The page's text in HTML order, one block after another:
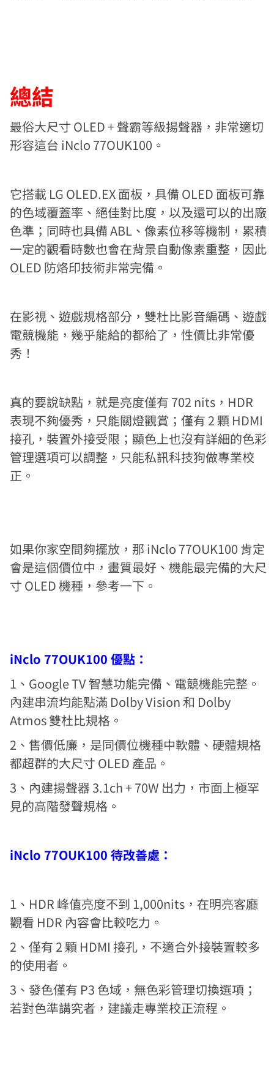
總結
最俗大尺寸 OLED + 聲霸等級揚聲器，非常適切
形容這台 iNclo 77OUK100。
它搭載 LG OLED.EX 面板，具備 OLED 面板可靠
的色域覆蓋率、絕佳對比度，以及還可以的出廠
色準；同時也具備 ABL、像素位移等機制，累積
一定的觀看時數也會在背景自動像素重整，因此
OLED 防烙印技術非常完備。
在影視、遊戲規格部分，雙杜比影音編碼、遊戲
電競機能，幾乎能給的都給了，性價比非常優
秀！
真的要說缺點，就是亮度僅有 702 nits，HDR
表現不夠優秀，只能關燈觀賞；僅有 2 顆 HDMI
接孔，裝置外接受限；顯色上也沒有詳細的色彩
管理選項可以調整，只能私訊科技狗做專業校
正。
如果你家空間夠擺放，那 iNclo 77OUK100 肯定
會是這個價位中，畫質最好、機能最完備的大尺
寸 OLED 機種，參考一下。
iNclo 77OUK100 優點：
1、Google TV 智慧功能完備、電競機能完整。
內建串流均能點滿 Dolby Vision 和 Dolby
Atmos 雙杜比規格。
2、售價低廉，是同價位機種中軟體、硬體規格
都超群的大尺寸 OLED 產品。
3、內建揚聲器 3.1ch + 70W 出力，市面上極罕
見的高階發聲規格。
iNclo 77OUK100 待改善處：
1、HDR 峰值亮度不到 1,000nits，在明亮客廳
觀看 HDR 內容會比較吃力。
2、僅有 2 顆 HDMI 接孔，不適合外接裝置較多
的使用者。
3、發色僅有 P3 色域，無色彩管理切換選項；
若對色準講究者，建議走專業校正流程。